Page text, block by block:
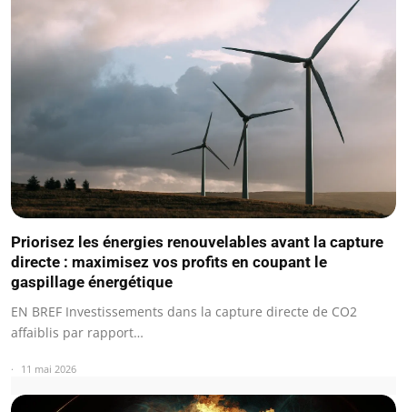
Priorisez les énergies renouvelables avant la capture
directe : maximisez vos profits en coupant le
gaspillage énergétique
EN BREF Investissements dans la capture directe de CO2
affaiblis par rapport…
11 mai 2026